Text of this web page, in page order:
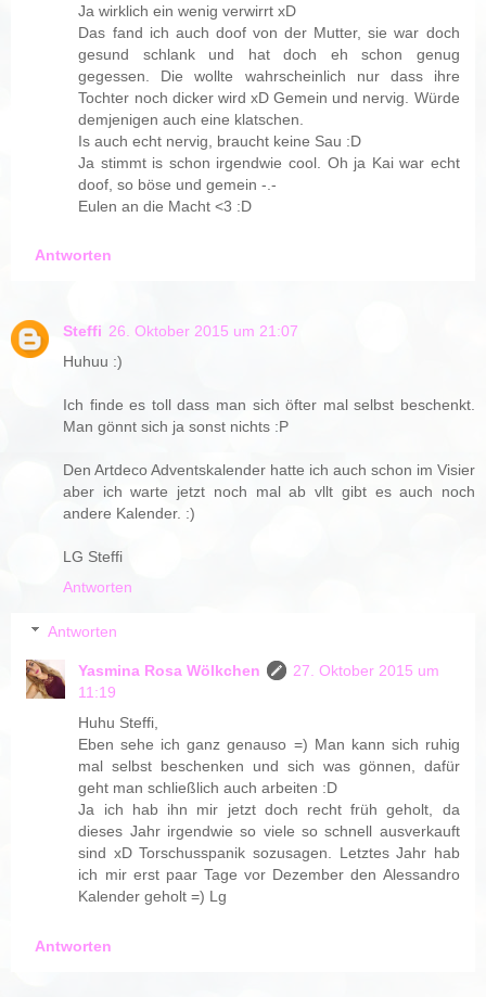
Ja wirklich ein wenig verwirrt xD
Das fand ich auch doof von der Mutter, sie war doch
gesund schlank und hat doch eh schon genug
gegessen. Die wollte wahrscheinlich nur dass ihre
Tochter noch dicker wird xD Gemein und nervig. Würde
demjenigen auch eine klatschen.
Is auch echt nervig, braucht keine Sau :D
Ja stimmt is schon irgendwie cool. Oh ja Kai war echt
doof, so böse und gemein -.-
Eulen an die Macht <3 :D
Antworten
Steffi 26. Oktober 2015 um 21:07
Huhuu :)
Ich finde es toll dass man sich öfter mal selbst beschenkt.
Man gönnt sich ja sonst nichts :P
Den Artdeco Adventskalender hatte ich auch schon im Visier
aber ich warte jetzt noch mal ab vllt gibt es auch noch
andere Kalender. :)
LG Steffi
Antworten
Antworten
Yasmina Rosa Wölkchen
27. Oktober 2015 um
11:19
Huhu Steffi,
Eben sehe ich ganz genauso =) Man kann sich ruhig
mal selbst beschenken und sich was gönnen, dafür
geht man schließlich auch arbeiten :D
Ja ich hab ihn mir jetzt doch recht früh geholt, da
dieses Jahr irgendwie so viele so schnell ausverkauft
sind xD Torschusspanik sozusagen. Letztes Jahr hab
ich mir erst paar Tage vor Dezember den Alessandro
Kalender geholt =) Lg
Antworten